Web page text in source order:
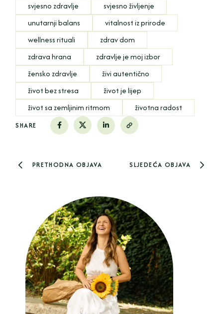
svjesno zdravlje
svjesno življenje
unutarnji balans
vitalnost iz prirode
wellness rituali
zdrav dom
zdrava hrana
zdravlje je moj izbor
žensko zdravlje
živi autentično
život bez stresa
život je lijep
život sa zemljinim ritmom
životna radost
SHARE
PRETHODNA OBJAVA SLJEDEĆA OBJAVA